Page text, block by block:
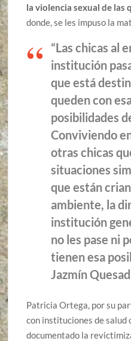
la violencia sexual de las
donde, se les impuso la
“Las chicas al
institución
que está
queden con
posibilidades
Conviviendo
otras chicas
situaciones
que están
ambiente, la
institución
no les pase ni
tienen esa
Jazmín
Patricia Ortega, por su
con instituciones de salud
documentado la